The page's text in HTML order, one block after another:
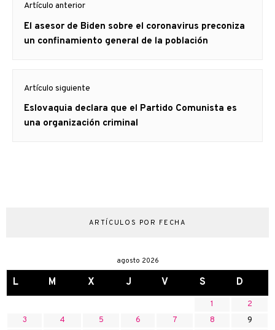
de
entradas
Artículo anterior
Artículo
anterior
El asesor de Biden sobre el coronavirus preconiza
un confinamiento general de la población
Artículo siguiente
Artículo
siguiente:
Eslovaquia declara que el Partido Comunista es
una organización criminal
ARTÍCULOS POR FECHA
agosto 2026
L M X J V S D
1
2
3
4 5 6 7 8
9